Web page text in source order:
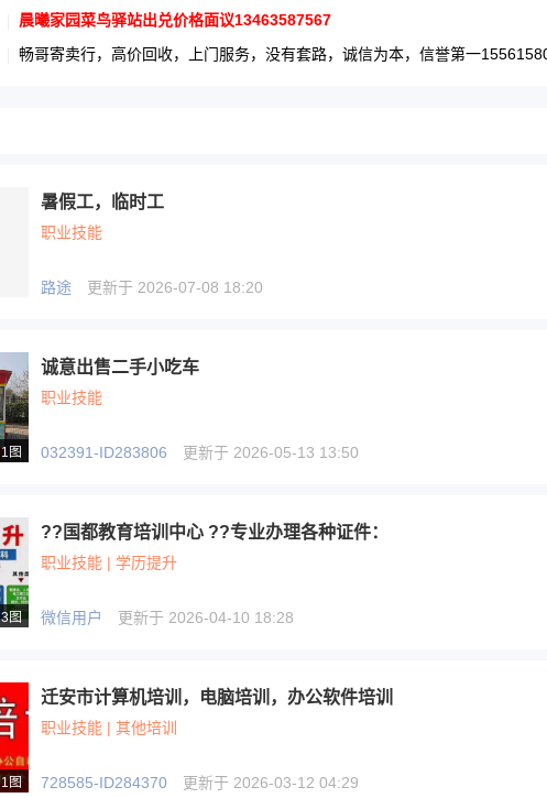
晨曦家园菜鸟驿站出兑价格面议13463587567
畅哥寄卖行，高价回收，上门服务，没有套路，诚信为本，信誉第一
暑假工，临时工
职业技能
路途 更新于 2026-07-08 18:20
1图
诚意出售二手小吃车
职业技能
032391-ID283806 更新于 2026-05-13 13:50
3图
??国都教育培训中心 ??专业办理各种证件：
职业技能 | 学历提升
微信用户 更新于 2026-04-10 18:28
1图
迁安市计算机培训，电脑培训，办公软件培训
职业技能 | 其他培训
728585-ID284370 更新于 2026-03-12 04:29